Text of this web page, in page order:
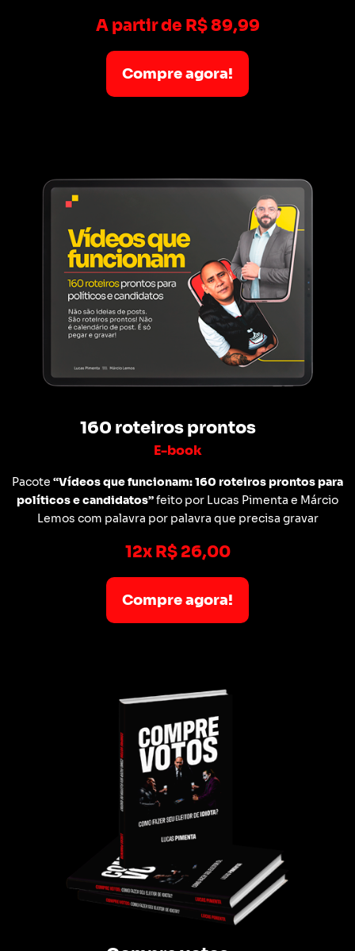
A partir de R$ 89,99
Compre agora!
160 roteiros prontos
E-book
Pacote “Vídeos que funcionam: 160 roteiros prontos para
políticos e candidatos”feito por Lucas Pimenta e Márcio
Lemos com palavra por palavra que precisa gravar
12x R$ 26,00
Compre agora!